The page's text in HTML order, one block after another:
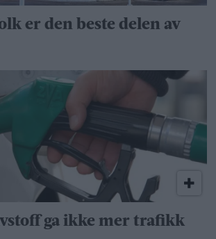
er den beste delen av
ga ikke mer trafikk